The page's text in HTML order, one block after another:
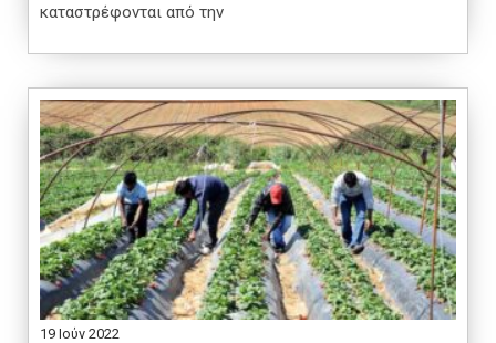
καταστρέφονται από την
19 Ιούν 2022